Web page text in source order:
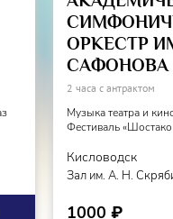
ОРКЕСТР
САФОНОВА
2 часа с антрактом
Музыка театра и
Фестиваль
Кисловодск
Зал им. А. Н.
1000 ₽